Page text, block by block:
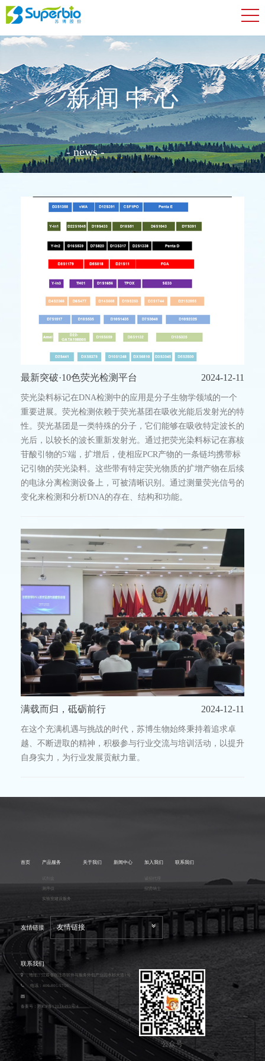
新闻中心
- news -
最新突破·10色荧光检测平台 2024-12-11
荧光染料标记在DNA检测中的应用是分子生物学领域的一个
重要进展。荧光检测依赖于荧光基团在吸收光能后发射光的特
性。荧光基团是一类特殊的分子，它们能够在吸收特定波长的
光后，以较长的波长重新发射光。通过把荧光染料标记在寡核
苷酸引物的5'端，扩增后，使相应PCR产物的一条链均携带标
记引物的荧光染料。这些带有特定荧光物质的扩增产物在后续
的电泳分离检测设备上，可被清晰识别。通过测量荧光信号的
变化来检测和分析DNA的存在、结构和功能。
满载而归，砥砺前行 2024-12-11
在这个充满机遇与挑战的时代，苏博生物始终秉持着追求卓
越、不断进取的精神，积极参与行业交流与培训活动，以提升
自身实力，为行业发展贡献力量。
首页 产品服务
测序仪
实验室建设服务
关于我们 新闻中心 加入我们
招贤纳士
联系我们
友情链接 友情链接
联系我们
地址：江苏省宿迁市软件与服务外包产业园水杉大道1号
电话：400-805-5750
备案号： 苏ICP备12034493号-4
公众号